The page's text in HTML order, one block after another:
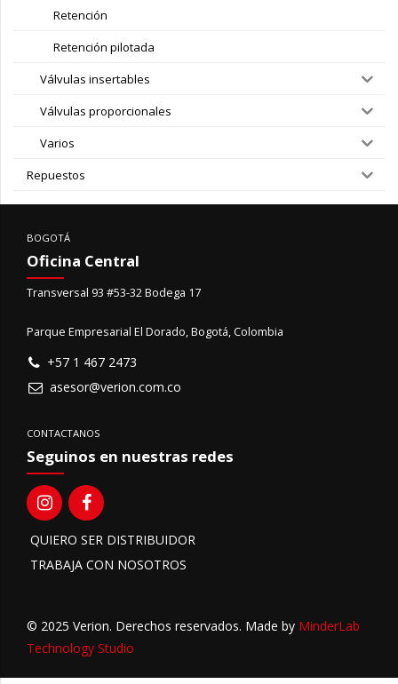
Retención
Retención pilotada
Válvulas insertables
Válvulas proporcionales
Varios
Repuestos
BOGOTÁ
Oficina Central
Transversal 93 #53-32 Bodega 17
Parque Empresarial El Dorado, Bogotá, Colombia
+57 1 467 2473
asesor@verion.com.co
CONTACTANOS
Seguinos en nuestras redes
QUIERO SER DISTRIBUIDOR
TRABAJA CON NOSOTROS
© 2025 Verion. Derechos reservados. Made by MinderLab
Technology Studio